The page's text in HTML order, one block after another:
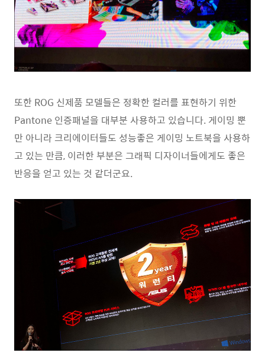
또한 ROG 신제품 모델들은 정확한 컬러를 표현하기 위한
Pantone 인증패널을 대부분 사용하고 있습니다. 게이밍 뿐
만 아니라 크리에이터들도 성능좋은 게이밍 노트북을 사용하
고 있는 만큼, 이러한 부분은 그래픽 디자이너들에게도 좋은
반응을 얻고 있는 것 같더군요.